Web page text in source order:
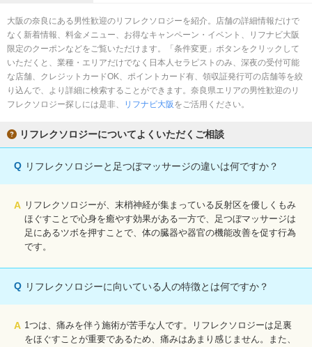
大阪の奈良にある男性歓迎のリフレクソロジーを紹介。店舗の詳細情報だけで
なく新着情報、料金メニュー、お得なキャンペーン・イベント、リフナビ大阪
限定のクーポンなどをご覧いただけます。「条件変更」ボタンをクリックして
いただくと、業種・エリアだけでなく日本人セラピストのみ、深夜の受付可能
な店舗、クレジットカードOK、ポイントカード有、領収証発行可の店舗等を絞
り込んで、より詳細に検索することができます。奈良県エリアの男性歓迎のリ
フレクソロジー探しには是非、
リフナビ大阪 をご活用ください。
リフレクソロジーについてよくいただくご相談
Q リフレクソロジーと足つぼマッサージの違いは何ですか？
A リフレクソロジーが、末梢神経が集まっている反射区を優しくもみ
ほぐすことで心身を癒やす効果がある一方で、足つぼマッサージは
足にあるツボを押すことで、体の臓器や器官の機能改善を促す行為
です。
Q リフレクソロジーに向いている人の特徴とは何ですか？
A 1つは、痛みを伴う施術が苦手な人です。リフレクソロジーは足裏
をほぐすことが重要であるため、痛みはあまり感じません。また、